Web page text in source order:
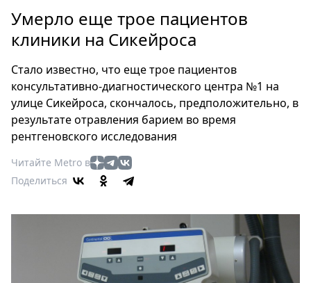
Россия
Мир
Еда
Туризм
Мода
Театр
Кино
Афиша
Выставки
Пресс-
релизы
Умерло еще трое пациентов
клиники на Сикейроса
Cтало известно, что еще трое пациентов
консультативно-диагностического центра №1 на
улице Сикейроса, скончалось, предположительно, в
результате отравления барием во время
рентгеновского исследования
Читайте Metro в
Поделиться